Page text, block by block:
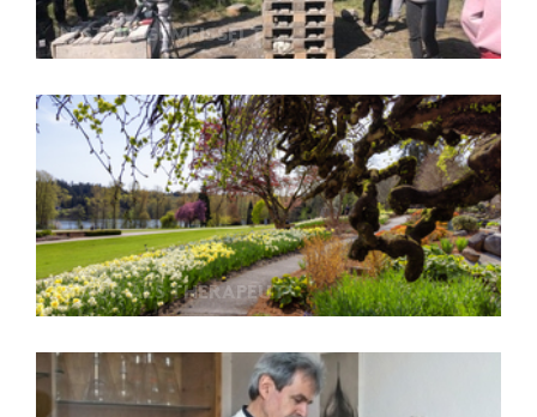
IN STEIN GEMEISSELT
NATUR ALS THERAPEUT